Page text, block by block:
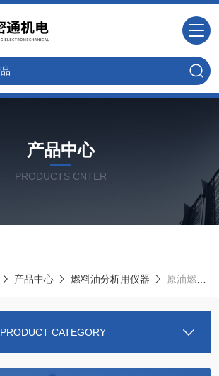
产品中心
PRODUCTS CNTER
产品中心 燃料油分析用仪器 原油燃料油沉淀物
PRODUCT CATEGORY